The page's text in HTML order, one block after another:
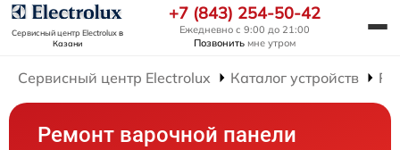
Сервисный центр Electroluxв
Казани
+7 (843) 254-50-42
Ежедневно с 9:00 до 21:00
Позвонить мне утром
Сервисный центр Electrolux Каталог устройств
Ремонт варочной панели